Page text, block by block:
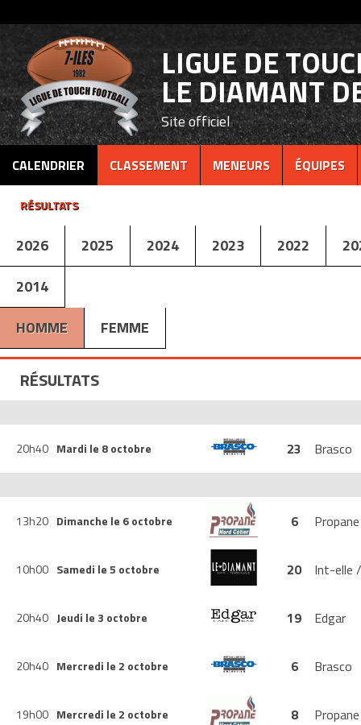
LIGUE DE
LE DIAMANT
Site officiel
CALENDRIER CLASSEMENT MENEURS ÉQUIPES
RÉSULTATS
2026 2025 2024 2023 2022
2014
HOMME
FEMME
RÉSULTATS
20h40 Mardi le 8 octobre 23 Brasco
13h20 Dimanche le 6 octobre 6
10h00 Samedi le 5 octobre 20 Int-elle
20h40 Jeudi le 3 octobre 19 Edgar
20h40 Mercredi le 2 octobre 6 Brasco
19h00 Mercredi le 2 octobre 8